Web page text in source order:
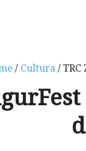
/ Cultura/